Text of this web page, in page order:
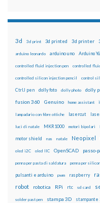
3d 3d print 3d printed 3d printer
arduino leonardo arduino uno Arduino
controlled fluid injection pen controlled
controlled silicon injection pencil control
CtrlJ pen dolly foto dolly photo dolly
fusion 360 Genuino home assistant
lampadario con fibre ottiche lasercut
luci di natale MKR1000 motori bipolari
motor shield nas natale Neopixel
oled i2C oled IIC OpenSCAD passo-
penna per pasta di saldatura penna per
pulsanti e arduino pwm raspberry
robot robotica RPi rtc sd card
solder past pen stampa 3D stampante